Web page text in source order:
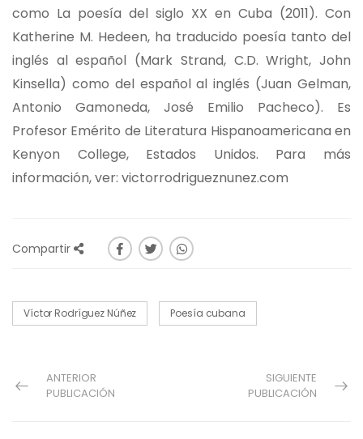
como La poesía del siglo XX en Cuba (2011). Con
Katherine M. Hedeen, ha traducido poesía tanto del
inglés al español (Mark Strand, C.D. Wright, John
Kinsella) como del español al inglés (Juan Gelman,
Antonio Gamoneda, José Emilio Pacheco). Es
Profesor Emérito de Literatura Hispanoamericana en
Kenyon College, Estados Unidos. Para más
información, ver: victorrodrigueznunez.com
Compartir
Víctor Rodríguez Núñez Poesía cubana
ANTERIOR
PUBLICACIÓN
SIGUIENTE
PUBLICACIÓN